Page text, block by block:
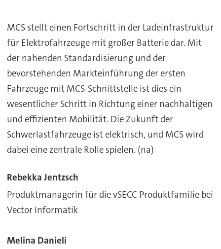
MCS stellt einen Fortschritt in der Ladeinfrastruktur
für Elektrofahrzeuge mit großer Batterie dar. Mit
der nahenden Standardisierung und der
bevorstehenden Markteinführung der ersten
Fahrzeuge mit MCS-Schnittstelle ist dies ein
wesentlicher Schritt in Richtung einer nachhaltigen
und effizienten Mobilität. Die Zukunft der
Schwerlastfahrzeuge ist elektrisch, und MCS wird
dabei eine zentrale Rolle spielen. (na)
Rebekka Jentzsch
Produktmanagerin für die vSECC Produktfamilie bei
Vector Informatik
Melina Danieli